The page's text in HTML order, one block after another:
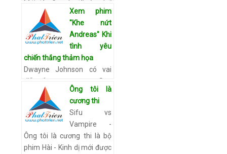
Mới đây, Google đã công bố
danh sách 10 từ khóa được
tìm kiếm nhiều nhất trên
thế giới 2014, trong đó có
trò chơi Flappy Bird của
Nguyễn Hà Đông. … Xem chi
tiết
Xem phim
"Khe nứt
Andreas" Khi
tình yêu
chiến thắng thảm họa
Dwayne Johnson có vai
diễn ấn tượng trong San
Andreas (Nguồn: CGV) Với
sự trợ giúp của công nghệ
hiện đại, điện ảnh ngày
càng có những bước tiến
d…Xem chi tiết
Ông tôi là
cương thi
Sifu vs
Vampire -
Ông tôi là cương thi là bộ
phim Hài - Kinh dị mới được